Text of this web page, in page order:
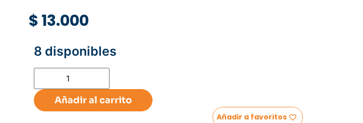
$13.000
8 disponibles
Añadir al carrito
Añadir a favoritos